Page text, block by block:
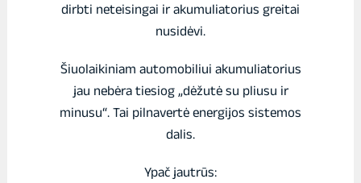
dirbti neteisingai ir akumuliatorius greitai
nusidėvi.
Šiuolaikiniam automobiliui akumuliatorius
jau nebėra tiesiog „dėžutė su pliusu ir
minusu“. Tai pilnavertė energijos sistemos
dalis.
Ypač jautrūs: